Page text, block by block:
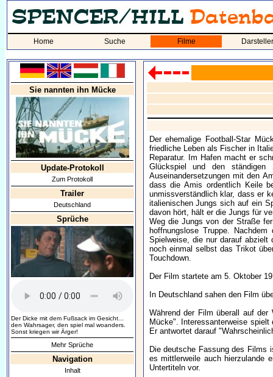
Home Suche Filme Darsteller
Sie nannten ihn Mücke
Update-Protokoll
Zum Protokoll
Trailer
Deutschland
Sprüche
Der Dicke mit dem Fußsack im Gesicht...
den Wahrsager, den spiel mal woanders.
Sonst kriegen wir Ärger!
Mehr Sprüche
Navigation
Inhalt
Der ehemalige Football-Star
friedliche Leben als Fischer in
Reparatur. Im Hafen macht er
Glückspiel und den
Auseinandersetzungen mit den
dass die Amis ordentlich Keile
unmissverständlich klar, dass er
italienischen Jungs sich auf ein
davon hört, hält er die Jungs für
Weg die Jungs von der Straße
hoffnungslose Truppe.
Spielweise, die nur darauf
noch einmal selbst das Trikot
Touchdown.
Der Film startete am 5. Oktober
In Deutschland sahen den Film
Während der Film überall auf
Mücke". Interessanterweise
Er antwortet darauf
Die deutsche Fassung des Films
es mittlerweile auch hierzulande
Untertiteln vor.